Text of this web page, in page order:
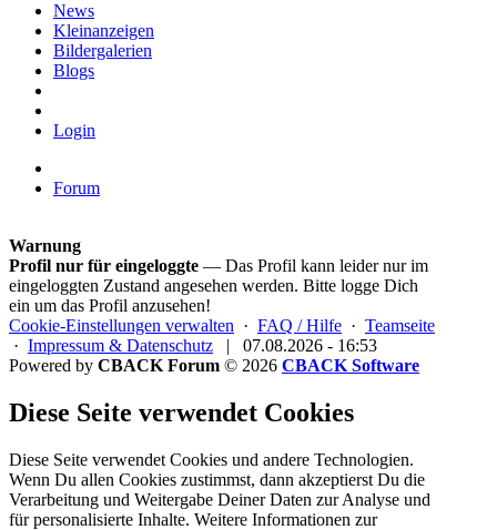
News
Kleinanzeigen
Bildergalerien
Blogs
Login
Forum
Warnung
Profil nur für eingeloggte — Das Profil kann leider nur im
eingeloggten Zustand angesehen werden. Bitte logge Dich
ein um das Profil anzusehen!
Cookie-Einstellungen verwalten · FAQ / Hilfe · Teamseite
· Impressum & Datenschutz |
07.08.2026 - 16:53
Powered by CBACK Forum © 2026 CBACK Software
Diese Seite verwendet Cookies
Diese Seite verwendet Cookies und andere Technologien.
Wenn Du allen Cookies zustimmst, dann akzeptierst Du die
Verarbeitung und Weitergabe Deiner Daten zur Analyse und
für personalisierte Inhalte. Weitere Informationen zur